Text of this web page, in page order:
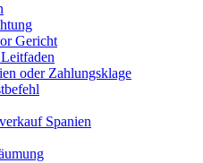
Gericht
oder Zahlungsklage
Spanien